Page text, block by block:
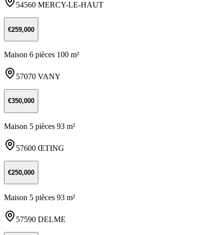
54560 MERCY-LE-HAUT
€259,000
Maison 6 pièces 100 m²
57070 VANY
€350,000
Maison 5 pièces 93 m²
57600 ŒTING
€250,000
Maison 5 pièces 93 m²
57590 DELME